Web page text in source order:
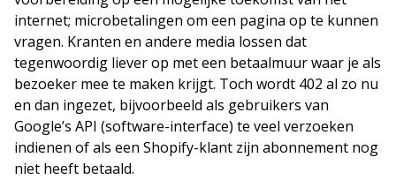
internet; microbetalingen om een pagina op te kunnen
vragen. Kranten en andere media lossen dat
tegenwoordig liever op met een betaalmuur waar je als
bezoeker mee te maken krijgt. Toch wordt 402 al zo nu
en dan ingezet, bijvoorbeeld als gebruikers van
Google’s API (software-interface) te veel verzoeken
indienen of als een Shopify-klant zijn abonnement nog
niet heeft betaald.